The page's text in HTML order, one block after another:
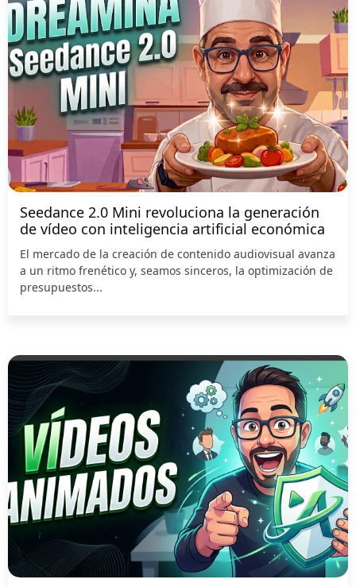
Seedance 2.0 Mini revoluciona la generación
de vídeo con inteligencia artificial económica
El mercado de la creación de contenido audiovisual avanza
a un ritmo frenético y, seamos sinceros, la optimización de
presupuestos...